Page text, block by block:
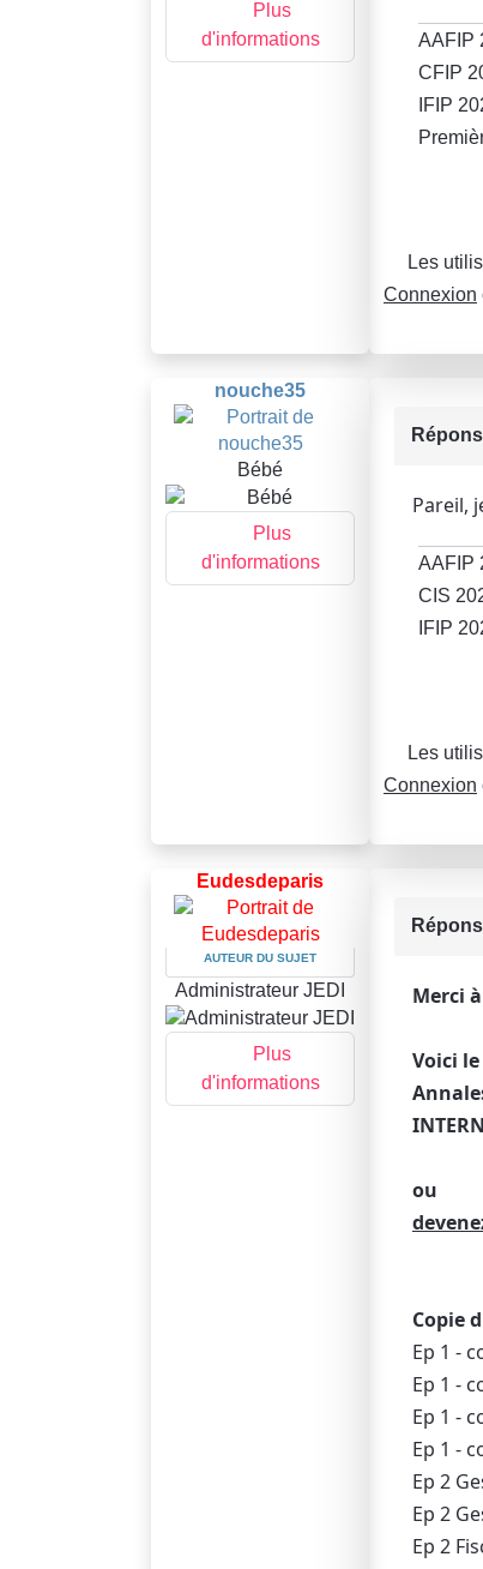
Plus
d'informations
AAFIP
CFIP
IFIP
Les
Connexion
nouche35
Bébé
Plus
d'informations
Pareil,
AAFIP
CIS
IFIP
Les
Connexion
Eudesdeparis
AUTEUR DU SUJET
Administrateur JEDI
Plus
d'informations
Merci
Voici
ou
Copie
Ep 1 -
Ep 1 -
Ep 1 -
Ep 1 -
Ep 2
Ep 2
​​​​​​​Ep 2